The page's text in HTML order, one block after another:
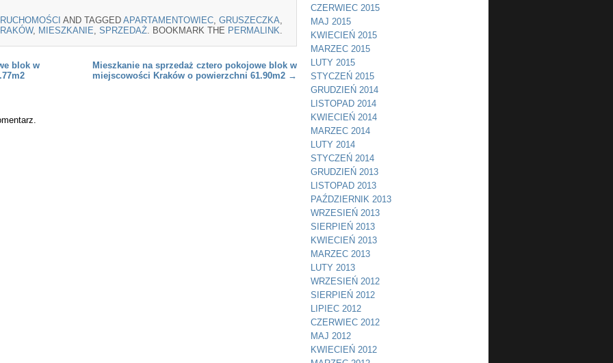
AND TAGGED APARTAMENTOWIEC GRUSZECZKA
, MIESZKANIE SPRZEDAŻ . BOOKMARK THE PERMALINK
blok w
Mieszkanie na sprzedaż cztero pokojowe blok w
miejscowości Kraków o powierzchni 61.90m2 →
CZERWIEC 2015
MAJ 2015
KWIECIEŃ 2015
MARZEC 2015
LUTY 2015
STYCZEŃ 2015
GRUDZIEŃ 2014
LISTOPAD 2014
KWIECIEŃ 2014
MARZEC 2014
LUTY 2014
STYCZEŃ 2014
GRUDZIEŃ 2013
LISTOPAD 2013
PAŹDZIERNIK 2013
WRZESIEŃ 2013
SIERPIEŃ 2013
KWIECIEŃ 2013
MARZEC 2013
LUTY 2013
WRZESIEŃ 2012
SIERPIEŃ 2012
LIPIEC 2012
CZERWIEC 2012
MAJ 2012
KWIECIEŃ 2012